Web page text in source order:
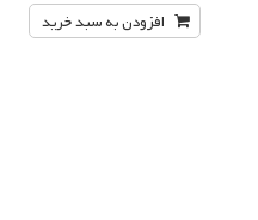
افزودن به سبد خرید